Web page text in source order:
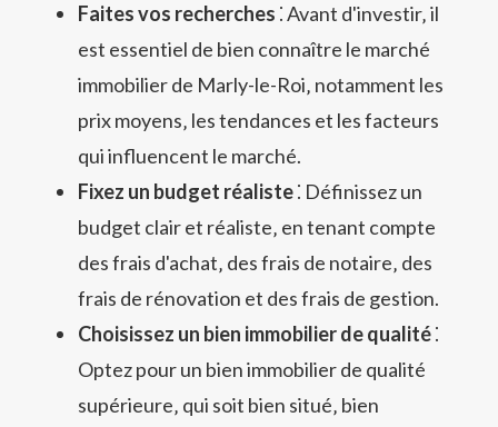
Faites vos recherches ⁚ Avant d'investir‚ il
est essentiel de bien connaître le marché
immobilier de Marly-le-Roi‚ notamment les
prix moyens‚ les tendances et les facteurs
qui influencent le marché.
Fixez un budget réaliste⁚ Définissez un
budget clair et réaliste‚ en tenant compte
des frais d'achat‚ des frais de notaire‚ des
frais de rénovation et des frais de gestion.
Choisissez un bien immobilier de qualité⁚
Optez pour un bien immobilier de qualité
supérieure‚ qui soit bien situé‚ bien